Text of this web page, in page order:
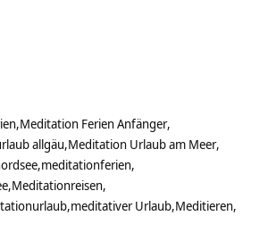
Meditation Ferien Anfänger
allgäu Meditation Urlaub am Meer
meditationferien
Meditationreisen
meditativer Urlaub Meditieren